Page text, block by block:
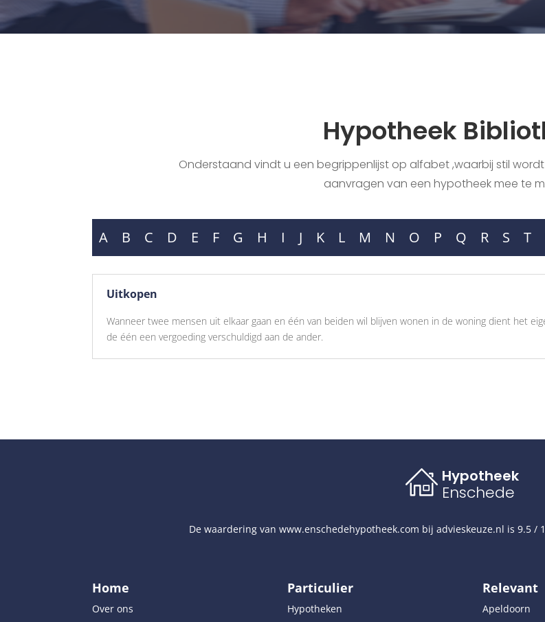
Hypotheek
Onderstaand vindt u een begrippenlijst op alfabet ,waarbij stil
aanvragen van een hypotheek mee te
A B C D E F G H I J K L M N O P Q R S T
Uitkopen
Wanneer twee mensen uit elkaar gaan en één van beiden wil blijven wonen in de woning dient het
de één een vergoeding verschuldigd aan de ander.
Hypotheek
Enschede
De waardering van www.enschedehypotheek.com bij advieskeuze.nl is 9.5 /
Home
Over ons
Particulier
Hypotheken
Relevant
Apeldoorn